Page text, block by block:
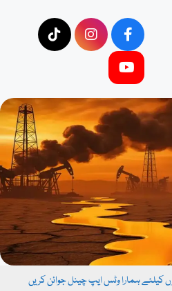
کیلئے ہمارا وٹس ایپ چینل جوائن کریں